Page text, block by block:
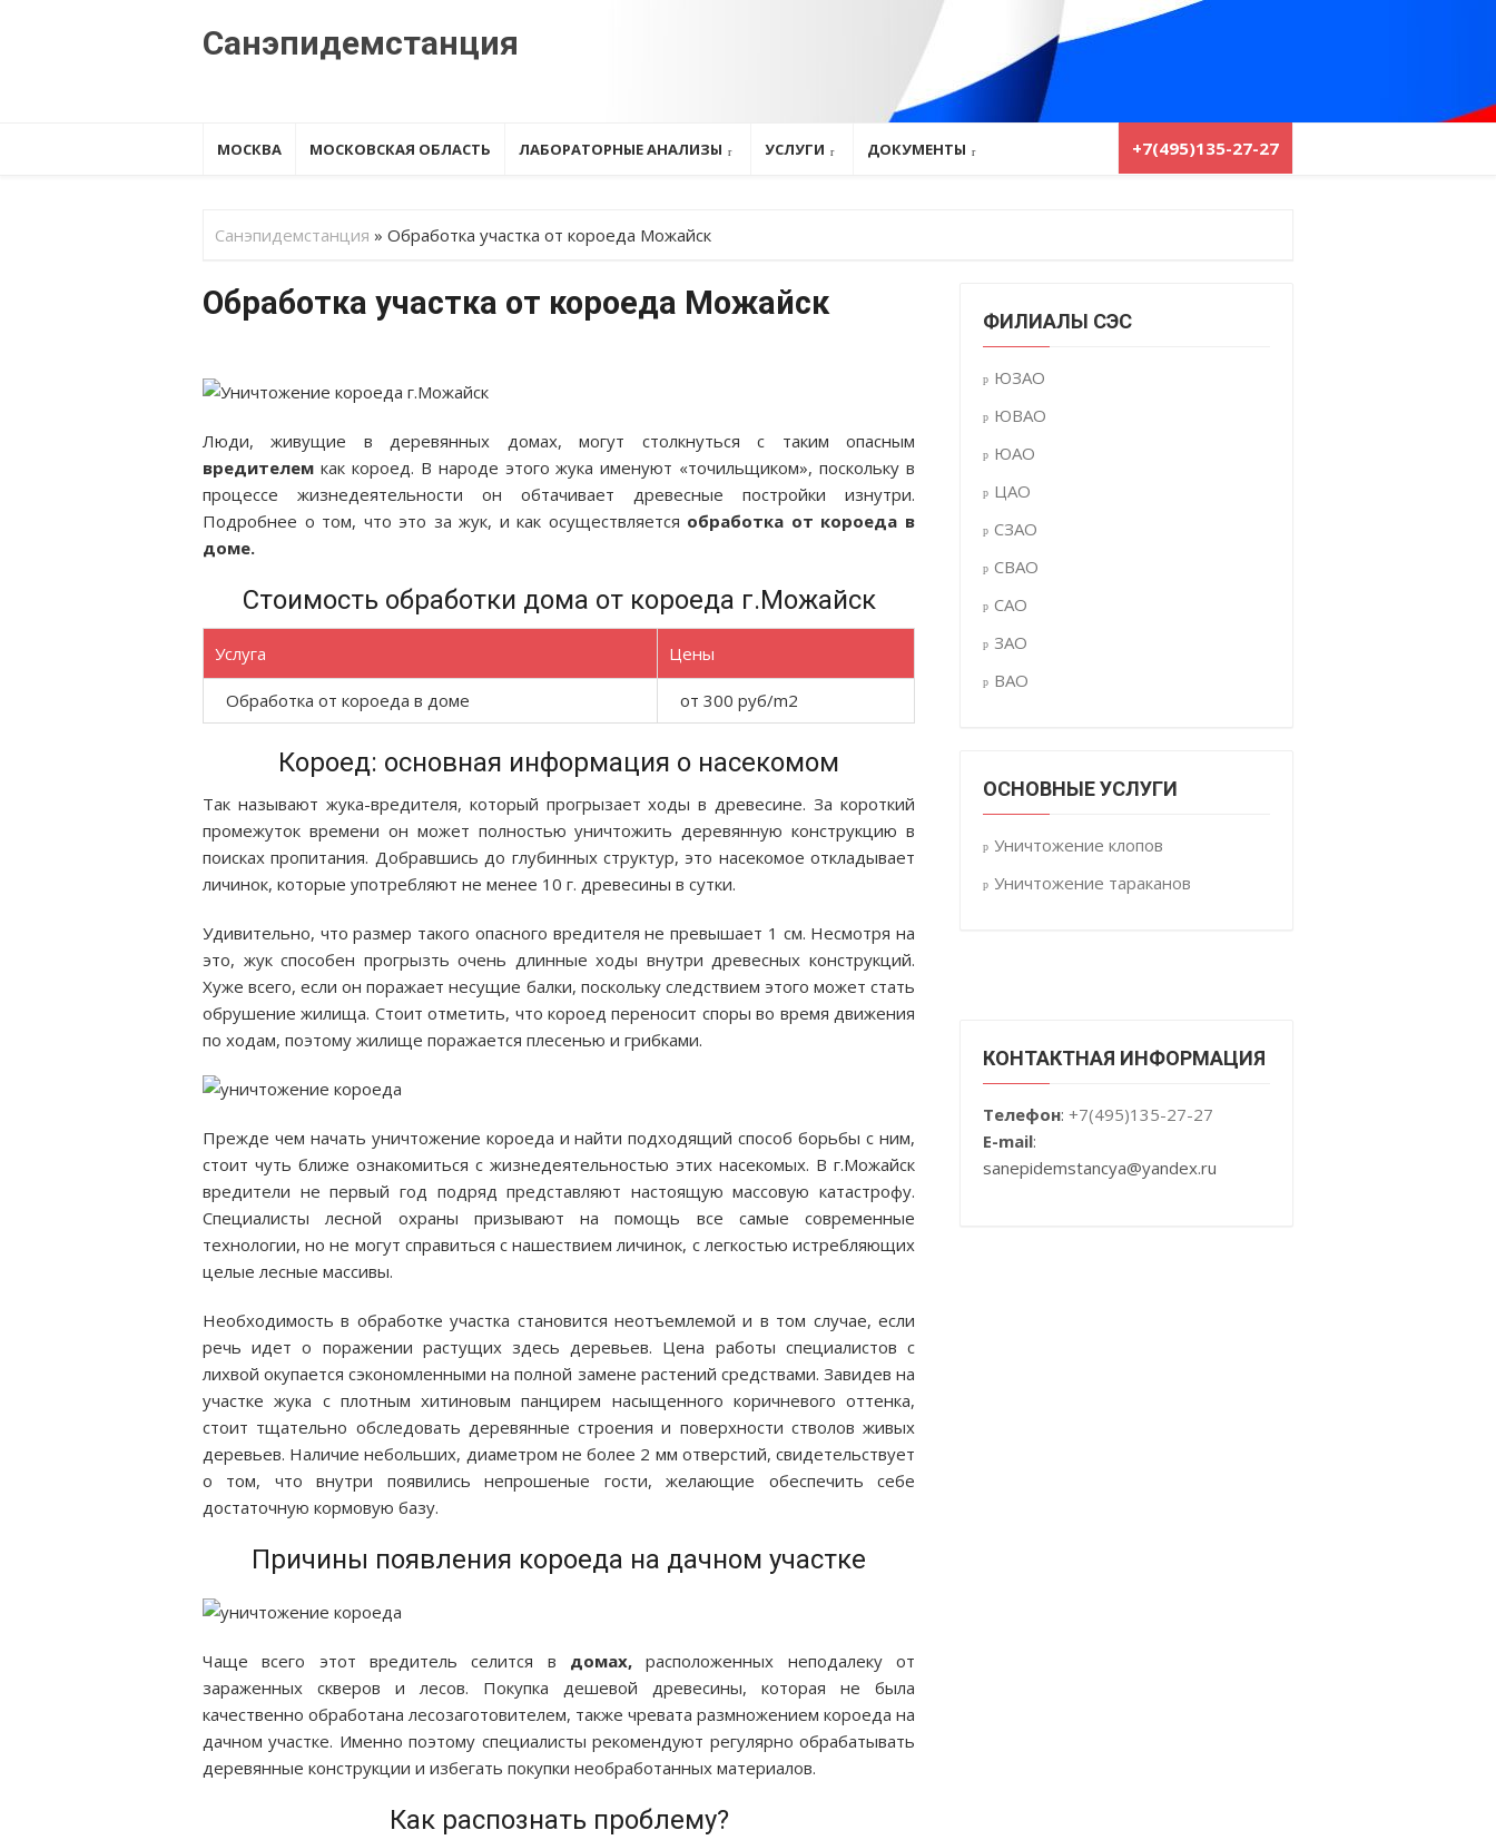
Санэпидемстанция
МОСКВА МОСКОВСКАЯ ОБЛАСТЬ ЛАБОРАТОРНЫЕ АНАЛИЗЫ УСЛУГИ ДОКУМЕНТЫ +7(495)135-27-27
Санэпидемстанция » Обработка участка от короеда Можайск
Обработка участка от короеда Можайск
Люди, живущие в деревянных домах, могут столкнуться с таким опасным
вредителем как короед. В народе этого жука именуют «точильщиком», поскольку в
процессе жизнедеятельности он обтачивает древесные постройки изнутри.
Подробнее о том, что это за жук, и как осуществляется обработка от короеда в
доме.
Стоимость обработки дома от короеда г.Можайск
Услуга Цены
Обработка от короеда в доме от 300 руб/m2
Короед: основная информация о насекомом
Так называют жука-вредителя, который прогрызает ходы в древесине. За короткий
промежуток времени он может полностью уничтожить деревянную конструкцию в
поисках пропитания. Добравшись до глубинных структур, это насекомое откладывает
личинок, которые употребляют не менее 10 г. древесины в сутки.
Удивительно, что размер такого опасного вредителя не превышает 1 см. Несмотря на
это, жук способен прогрызть очень длинные ходы внутри древесных конструкций.
Хуже всего, если он поражает несущие балки, поскольку следствием этого может стать
обрушение жилища. Стоит отметить, что короед переносит споры во время движения
по ходам, поэтому жилище поражается плесенью и грибками.
Прежде чем начать уничтожение короеда и найти подходящий способ борьбы с ним,
стоит чуть ближе ознакомиться с жизнедеятельностью этих насекомых. В г.Можайск
вредители не первый год подряд представляют настоящую массовую катастрофу.
Специалисты лесной охраны призывают на помощь все самые современные
технологии, но не могут справиться с нашествием личинок, с легкостью истребляющих
целые лесные массивы.
Необходимость в обработке участка становится неотъемлемой и в том случае, если
речь идет о поражении растущих здесь деревьев. Цена работы специалистов с
лихвой окупается сэкономленными на полной замене растений средствами. Завидев на
участке жука с плотным хитиновым панцирем насыщенного коричневого оттенка,
стоит тщательно обследовать деревянные строения и поверхности стволов живых
деревьев. Наличие небольших, диаметром не более 2 мм отверстий, свидетельствует
о том, что внутри появились непрошеные гости, желающие обеспечить себе
достаточную кормовую базу.
Причины появления короеда на дачном участке
Чаще всего этот вредитель селится в домах,расположенных неподалеку от
зараженных скверов и лесов. Покупка дешевой древесины, которая не была
качественно обработана лесозаготовителем, также чревата размножением короеда на
дачном участке. Именно поэтому специалисты рекомендуют регулярно обрабатывать
деревянные конструкции и избегать покупки необработанных материалов.
Как распознать проблему?
ФИЛИАЛЫ СЭС
ЮЗАО
ЮВАО
ЮАО
ЦАО
СЗАО
СВАО
САО
ЗАО
ВАО
ОСНОВНЫЕ УСЛУГИ
Уничтожение клопов
Уничтожение тараканов
КОНТАКТНАЯ ИНФОРМАЦИЯ
Телефон: +7(495)135-27-27
E-mail:
sanepidemstancya@yandex.ru